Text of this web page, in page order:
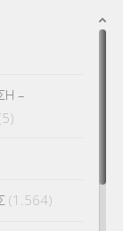
–
(1.564)